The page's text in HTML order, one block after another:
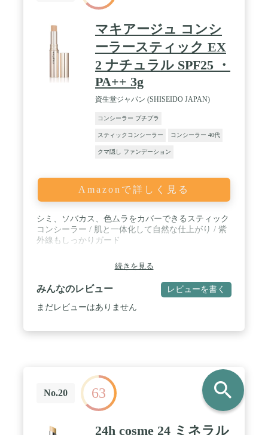
マキアージュ コンシ
ーラースティック EX
2 ナチュラル SPF25 ・
PA++ 3g
資生堂ジャパン (SHISEIDO JAPAN)
コンシーラー プチプラ
スティックコンシーラー コンシーラー 40代
クマ隠し ファンデーション
Amazonで詳しく見る
シミ、ソバカス、色ムラをカバーできるスティック
コンシーラー / 肌と一体化して自然な仕上がり / 紫
外線もしっかりガード
続きを見る
みんなのレビュー レビューを書く
まだレビューはありません
No.20 63
24h cosme 24 ミネラル
search